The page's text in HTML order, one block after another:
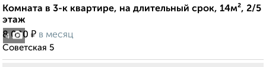
4
Комната в 3-к квартире, на длительный срок, 14м², 2/5
этаж
8 000 ₽ в месяц
Советская 5